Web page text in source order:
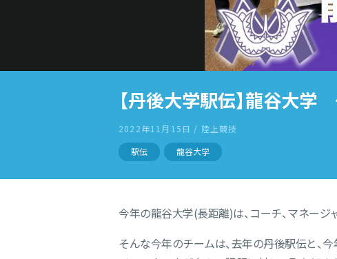
【丹後大学駅伝】龍谷大
2022年11月15日 / 陸上競技
駅伝
龍谷大学
今年の龍谷大学(長距離)は、コーチ、マネー
そんな今年のチームは、去年の丹後駅伝と、